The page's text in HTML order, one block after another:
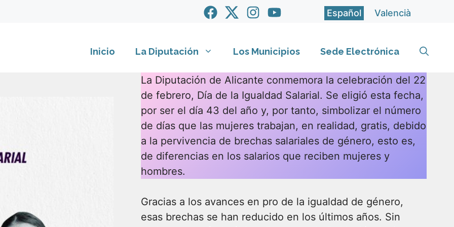
Español Valencià
Inicio La Diputación Los Municipios Sede Electrónica
La Diputación de Alicante conmemora la celebración del 22
de febrero, Día de la Igualdad Salarial. Se eligió esta fecha,
por ser el día 43 del año y, por tanto, simbolizar el número
de días que las mujeres trabajan, en realidad, gratis, debido
a la pervivencia de brechas salariales de género, esto es,
de diferencias en los salarios que reciben mujeres y
hombres.
Gracias a los avances en pro de la igualdad de género,
esas brechas se han reducido en los últimos años. Sin